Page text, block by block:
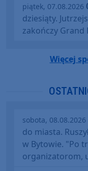
piątek, 07.08.2026
dziesiąty.
zakończy Grand
Więcej
sobota, 08.08.2026
do miasta.
w Bytowie. "Po
organizatorom,